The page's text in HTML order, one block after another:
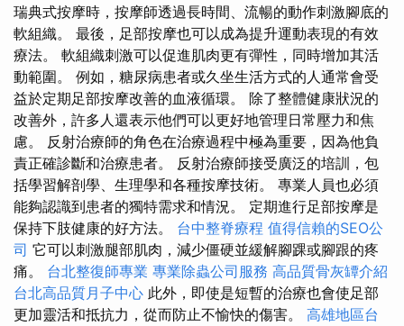
瑞典式按摩時，按摩師透過長時間、流暢的動作刺激腳底的
軟組織。 最後，足部按摩也可以成為提升運動表現的有效
療法。 軟組織刺激可以促進肌肉更有彈性，同時增加其活
動範圍。 例如，糖尿病患者或久坐生活方式的人通常會受
益於定期足部按摩改善的血液循環。 除了整體健康狀況的
改善外，許多人還表示他們可以更好地管理日常壓力和焦
慮。 反射治療師的角色在治療過程中極為重要，因為他負
責正確診斷和治療患者。 反射治療師接受廣泛的培訓，包
括學習解剖學、生理學和各種按摩技術。 專業人員也必須
能夠認識到患者的獨特需求和情況。 定期進行足部按摩是
保持下肢健康的好方法。 台中整脊療程 值得信賴的SEO公
司 它可以刺激腿部肌肉，減少僵硬並緩解腳踝或腳跟的疼
痛。 台北整復師專業 專業除蟲公司服務 高品質骨灰罈介紹
台北高品質月子中心 此外，即使是短暫的治療也會使足部
更加靈活和抵抗力，從而防止不愉快的傷害。 高雄地區台